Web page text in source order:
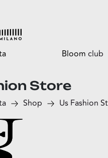
Bloom club
Tutti i vantaggi
Bloomtasty
Store
Shop Us Fashion